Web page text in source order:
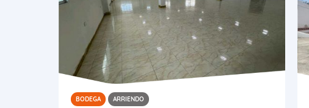
BODEGA ARRIENDO